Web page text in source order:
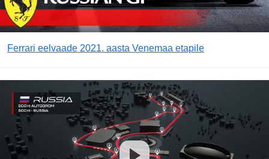
Ferrari eelvaade 2021. aasta Venemaa etapile